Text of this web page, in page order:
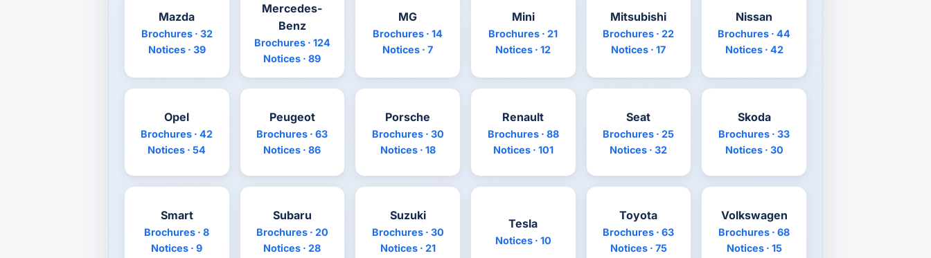
Mazda
Brochures · 32
Notices · 39
Mercedes-
Benz
Brochures · 124
Notices · 89
MG
Brochures · 14
Notices · 7
Mini
Brochures · 21
Notices · 12
Mitsubishi
Brochures · 22
Notices · 17
Nissan
Brochures · 44
Notices · 42
Opel
Brochures · 42
Notices · 54
Peugeot
Brochures · 63
Notices · 86
Porsche
Brochures · 30
Notices · 18
Renault
Brochures · 88
Notices · 101
Seat
Brochures · 25
Notices · 32
Skoda
Brochures · 33
Notices · 30
Smart
Brochures · 8
Notices · 9
Subaru
Brochures · 20
Notices · 28
Suzuki
Brochures · 30
Notices · 21
Tesla
Notices · 10
Toyota
Brochures · 63
Notices · 75
Volkswagen
Brochures · 68
Notices · 15